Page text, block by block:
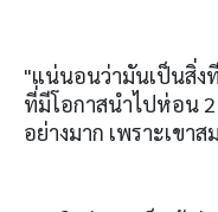
"แน่นอนว่ามันเป็นสิ่ง
ที่มีโอกาสนำไปห่อน 2
อย่างมาก เพราะเข